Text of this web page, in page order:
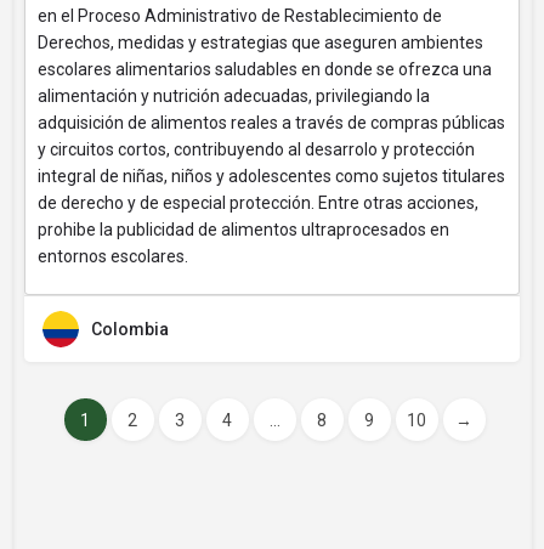
en el Proceso Administrativo de Restablecimiento de
Derechos, medidas y estrategias que aseguren ambientes
escolares alimentarios saludables en donde se ofrezca una
alimentación y nutrición adecuadas, privilegiando la
adquisición de alimentos reales a través de compras públicas
y circuitos cortos, contribuyendo al desarrolo y protección
integral de niñas, niños y adolescentes como sujetos titulares
de derecho y de especial protección. Entre otras acciones,
prohibe la publicidad de alimentos ultraprocesados en
entornos escolares.
Colombia
1 2 3 4 8 9 10 →